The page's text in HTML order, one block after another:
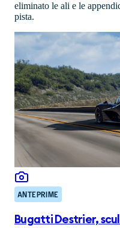
eliminato le ali e le
pista.
ANTEPRIME
Bugatti Destrier,